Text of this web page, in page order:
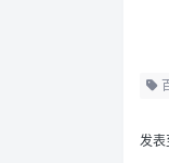
发表